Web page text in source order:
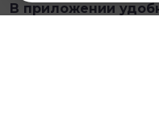
В приложении